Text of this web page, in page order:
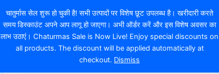
चातुर्मास सेल शुरू हो चुकी है! सभी उत्पादों पर विशेष छूट उपलब्ध है। खरीदारी करते
समय डिस्काउंट अपने आप लागू हो जाएगा। अभी ऑर्डर करें और इस विशेष अवसर का
लाभ उठाएं। Chaturmas Sale is Now Live! Enjoy special discounts on
all products. The discount will be applied automatically at
checkout. Dismiss
content
EXTRA 10% OFF ON ONLINE PAYMENT
0